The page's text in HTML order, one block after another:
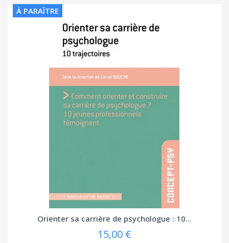
À PARAÎTRE
Orienter sa carrière de psychologue : 10...
15,00 €